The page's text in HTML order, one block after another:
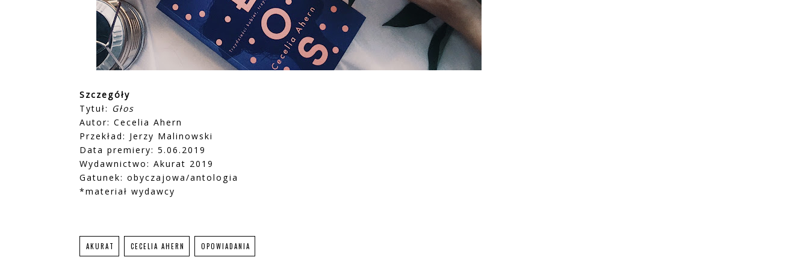
Szczegóły
Tytuł: Głos
Autor: Cecelia Ahern
Przekład: Jerzy Malinowski
Data premiery: 5.06.2019
Wydawnictwo: Akurat 2019
Gatunek: obyczajowa/antologia
*materiał wydawcy
AKURAT CECELIA AHERN OPOWIADANIA